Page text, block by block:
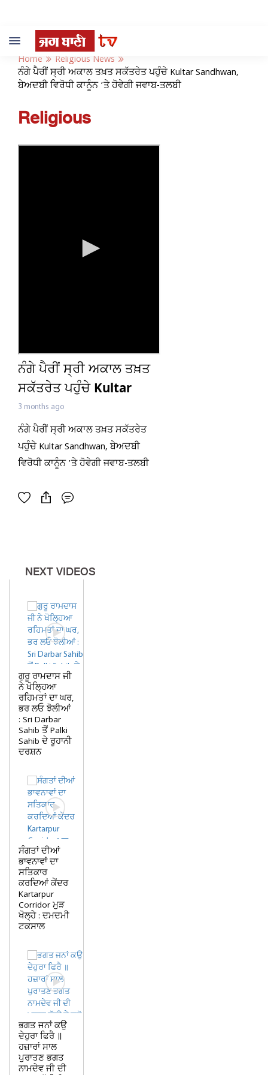
Toggle
navigation
Home
Religious News
ਨੰਗੇ ਪੈਰੀਂ ਸ੍ਰੀ ਅਕਾਲ ਤਖ਼ਤ ਸਕੱਤਰੇਤ ਪਹੁੰਚੇ Kultar Sandhwan,
ਬੇਅਦਬੀ ਵਿਰੋਧੀ ਕਾਨੂੰਨ ’ਤੇ ਹੋਵੇਗੀ ਜਵਾਬ-ਤਲਬੀ
Religious
ਨੰਗੇ ਪੈਰੀਂ ਸ੍ਰੀ ਅਕਾਲ ਤਖ਼ਤ
ਸਕੱਤਰੇਤ ਪਹੁੰਚੇ Kultar
Sandhwan, ਬੇਅਦਬੀ
ਵਿਰੋਧੀ ਕਾਨੂੰਨ ’ਤੇ ਹੋਵੇਗੀ
ਜਵਾਬ-ਤਲਬੀ
3 months ago
ਨੰਗੇ ਪੈਰੀਂ ਸ੍ਰੀ ਅਕਾਲ ਤਖ਼ਤ ਸਕੱਤਰੇਤ
ਪਹੁੰਚੇ Kultar Sandhwan, ਬੇਅਦਬੀ
ਵਿਰੋਧੀ ਕਾਨੂੰਨ ’ਤੇ ਹੋਵੇਗੀ ਜਵਾਬ-ਤਲਬੀ
NEXT VIDEOS
ਗੁਰੂ ਰਾਮਦਾਸ ਜੀ
ਨੇ ਖੋਲ੍ਹਿਆ
ਰਹਿਮਤਾਂ ਦਾ ਘਰ,
ਭਰ ਲਓ ਝੋਲੀਆਂ
: Sri Darbar
Sahib ਤੋਂ Palki
Sahib ਦੇ ਰੂਹਾਨੀ
ਦਰਸ਼ਨ
ਸੰਗਤਾਂ ਦੀਆਂ
ਭਾਵਨਾਵਾਂ ਦਾ
ਸਤਿਕਾਰ
ਕਰਦਿਆਂ ਕੇਂਦਰ
Kartarpur
Corridor ਮੁੜ
ਖੋਲ੍ਹੇ : ਦਮਦਮੀ
ਟਕਸਾਲ
ਭਗਤ ਜਨਾਂ ਕਉ
ਦੇਹੁਰਾ ਫਿਰੈ ॥
ਹਜ਼ਾਰਾਂ ਸਾਲ
ਪੁਰਾਤਣ ਭਗਤ
ਨਾਮਦੇਵ ਜੀ ਦੀ